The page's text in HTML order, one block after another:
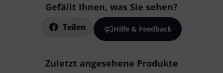
Gefällt Ihnen, was Sie sehen?
Teilen Hilfe & Feedback
Zuletzt angesehene Produkte